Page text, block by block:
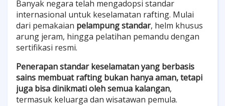
Banyak negara telah mengadopsi standar
internasional untuk keselamatan rafting. Mulai
dari pemakaian pelampung standar, helm khusus
arung jeram, hingga pelatihan pemandu dengan
sertifikasi resmi.
Penerapan standar keselamatan yang berbasis
sains membuat rafting bukan hanya aman, tetapi
juga bisa dinikmati oleh semua kalangan,
termasuk keluarga dan wisatawan pemula.